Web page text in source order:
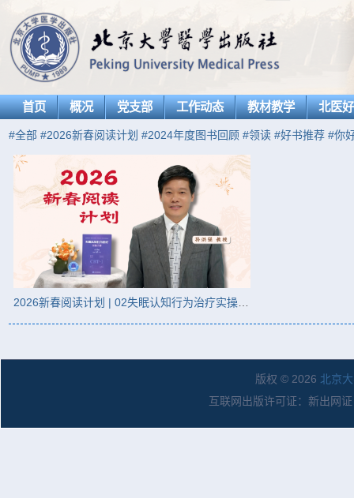
首页 概况 党支部 工作动态 教材教学 北医
#全部 #2026新春阅读计划 #2024年度图书回顾 #领读 #好书推荐 #你
版权 © 2026 北京
互联网出版许可证：新出网